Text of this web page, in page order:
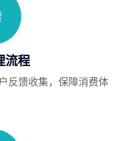
流程
反馈收集，保障消费体